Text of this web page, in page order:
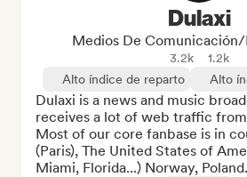
Dulaxi
Medios De
3.2k
1.2k
Alto índice de reparto
Alto
Dulaxi is a news and music
receives a lot of web traffic
Most of our core fanbase is in
(Paris), The United States of
Miami, Florida...) Norway,